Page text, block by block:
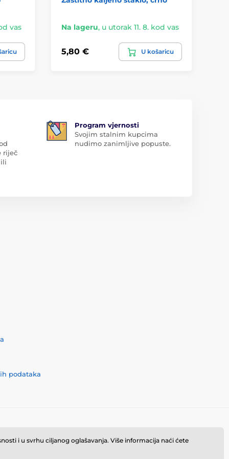
vas Na lageru, u utorak 11. 8. kod vas
5,80 € U košaricu
riječ
Program vjernosti
Svojim stalnim kupcima
nudimo zanimljive popuste.
podataka
i u svrhu ciljanog oglašavanja. Više informacija naći ćete